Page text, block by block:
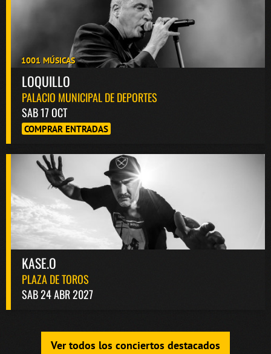
1001 MÚSICAS
LOQUILLO
PALACIO MUNICIPAL DE DEPORTES
SAB 17 OCT
COMPRAR ENTRADAS
KASE.O
PLAZA DE TOROS
SAB 24 ABR 2027
Ver todos los conciertos destacados